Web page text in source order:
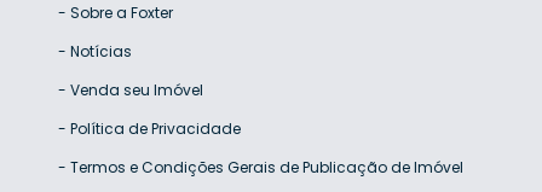
- Sobre a Foxter
- Notícias
- Venda seu Imóvel
- Política de Privacidade
- Termos e Condições Gerais de Publicação de Imóvel